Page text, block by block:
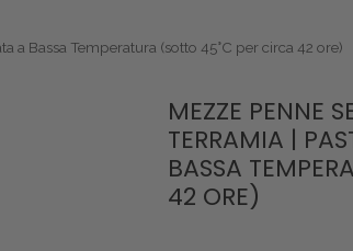
a Bassa Temperatura (sotto 45°C per circa 42 ore)
MEZZE PENNE
TERRAMIA |
BASSA
42 ORE)